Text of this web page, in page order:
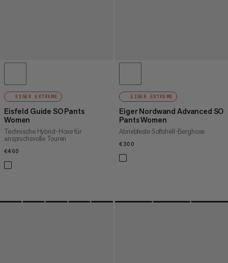
EIGER EXTREME
Eisfeld Guide SO Pants
Women
Technische Hybrid-Hose für
anspruchsvolle Touren
€460
EIGER EXTREME
Eiger Nordwand Advanced SO
Pants Women
Abriebfeste Softshell-Berghose
€300